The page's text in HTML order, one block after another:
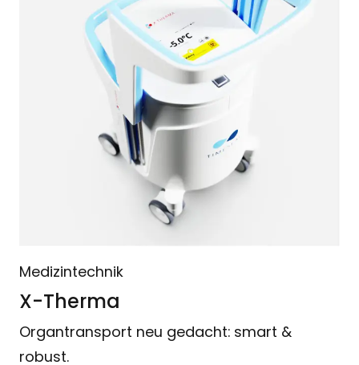
Medizintechnik
X-Therma
Organtransport neu gedacht: smart &
robust.